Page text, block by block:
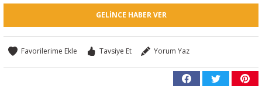
GELINCE HABER VER
Tavsiye Et Yorum Yaz